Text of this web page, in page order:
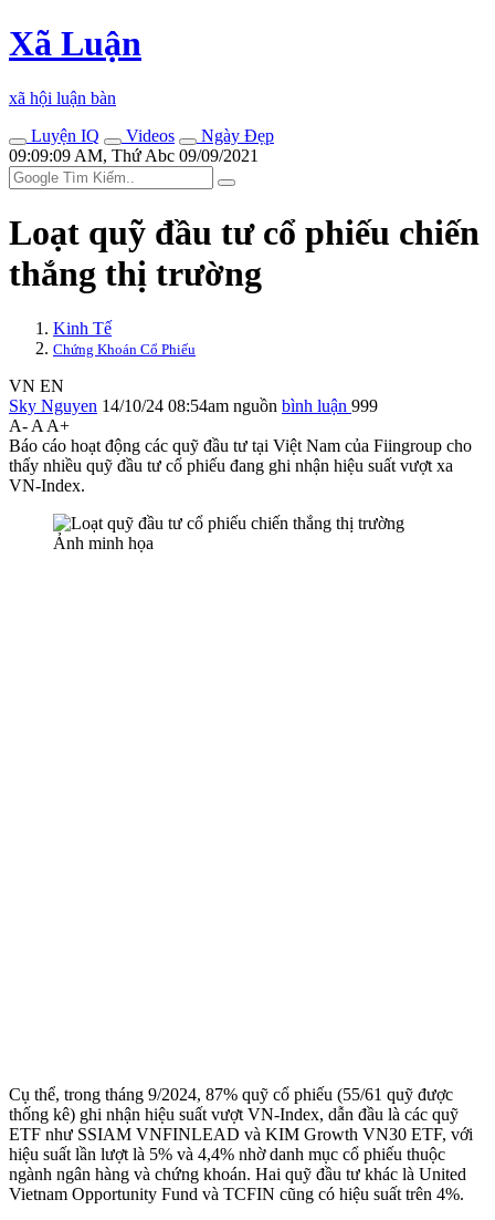
Xã Luận
xã hội luận bàn
Luyện IQ
Videos
Ngày Đẹp
09:09:09 AM, Thứ Abc 09/09/2021
Loạt quỹ đầu tư cổ phiếu chiến
thắng thị trường
Kinh Tế
Chứng Khoán Cổ Phiếu
VN EN
Sky Nguyen 14/10/24 08:54am nguồn bình luận 999
A- A A+
Báo cáo hoạt động các quỹ đầu tư tại Việt Nam của Fiingroup cho
thấy nhiều quỹ đầu tư cổ phiếu đang ghi nhận hiệu suất vượt xa
VN-Index.
Ảnh minh họa
Cụ thể, trong tháng 9/2024, 87% quỹ cổ phiếu (55/61 quỹ được
thống kê) ghi nhận hiệu suất vượt VN-Index, dẫn đầu là các quỹ
ETF như SSIAM VNFINLEAD và KIM Growth VN30 ETF, với
hiệu suất lần lượt là 5% và 4,4% nhờ danh mục cổ phiếu thuộc
ngành ngân hàng và chứng khoán. Hai quỹ đầu tư khác là United
Vietnam Opportunity Fund và TCFIN cũng có hiệu suất trên 4%.